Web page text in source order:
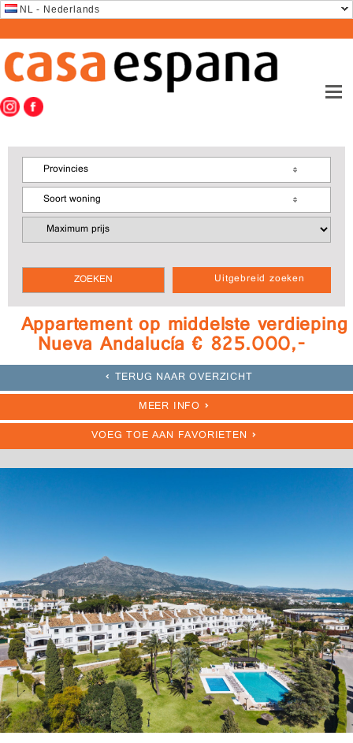
NL - Nederlands
Uitgebreid zoeken
Provincies
Soort woning
Appartement op middelste verdieping
Nueva Andalucía € 825.000,-
TERUG NAAR OVERZICHT
MEER INFO
VOEG TOE AAN FAVORIETEN